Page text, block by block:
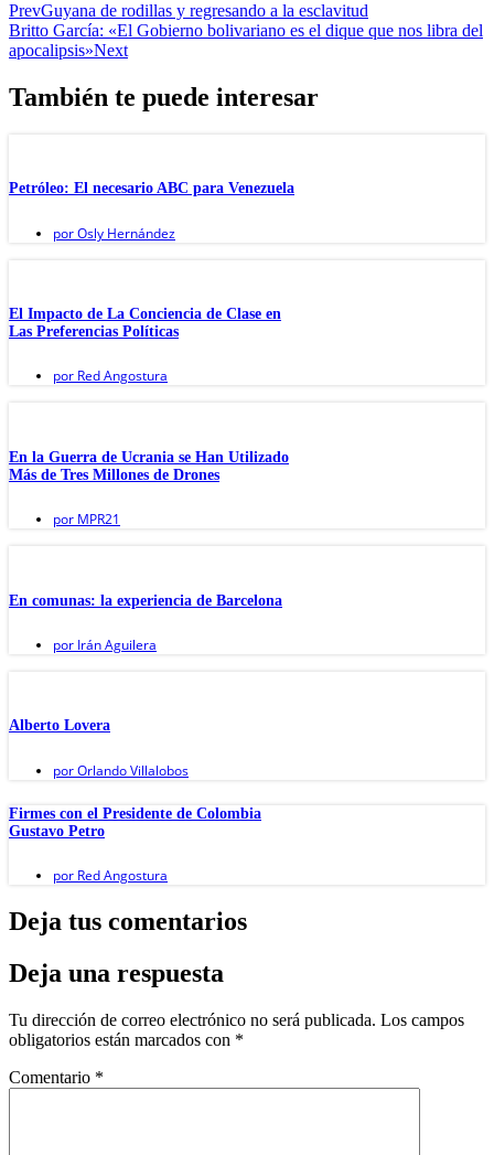
PrevGuyana de rodillas y regresando a la esclavitud
Britto García: «El Gobierno bolivariano es el dique que nos libra del
apocalipsis»Next
También te puede interesar
Petróleo: El necesario ABC para Venezuela
porOsly Hernández
El Impacto de La Conciencia de Clase en
Las Preferencias Políticas
por Red Angostura
En la Guerra de Ucrania se Han Utilizado
Más de Tres Millones de Drones
por MPR21
En comunas: la experiencia de Barcelona
por Irán Aguilera
Alberto Lovera
porOrlando Villalobos
Firmes con el Presidente de Colombia
Gustavo Petro
por Red Angostura
Deja tus comentarios
Deja una respuesta
Tu dirección de correo electrónico no será publicada. Los campos
obligatorios están marcados con *
Comentario *